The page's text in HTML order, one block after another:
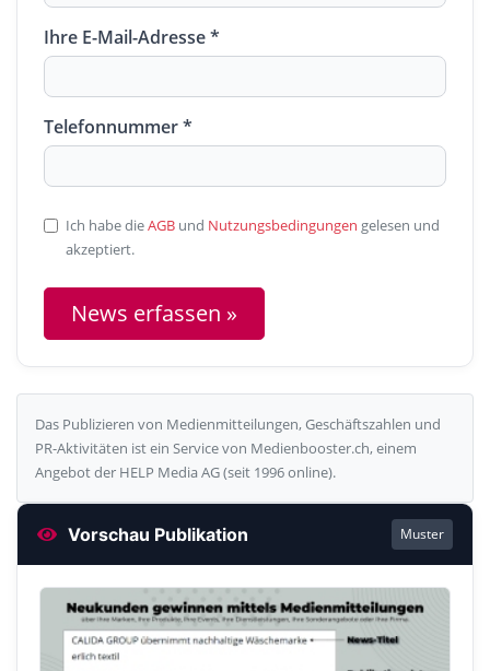
Ihre E-Mail-Adresse *
Telefonnummer *
Ich habe dieAGB und Nutzungsbedingungen gelesen und
akzeptiert.
News erfassen »
Das Publizieren von Medienmitteilungen, Geschäftszahlen und
PR-Aktivitäten ist ein Service von Medienbooster.ch, einem
Angebot der HELP Media AG (seit 1996 online).
Vorschau Publikation Muster